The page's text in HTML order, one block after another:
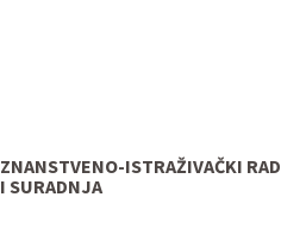
ZNANSTVENO-ISTRAŽIVAČKI RAD
I SURADNJA